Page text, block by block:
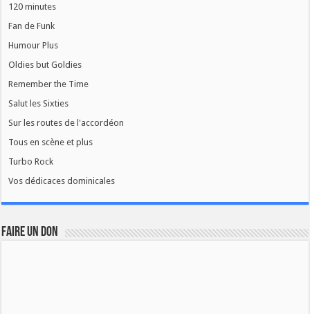
120 minutes
Fan de Funk
Humour Plus
Oldies but Goldies
Remember the Time
Salut les Sixties
Sur les routes de l'accordéon
Tous en scène et plus
Turbo Rock
Vos dédicaces dominicales
FAIRE UN DON